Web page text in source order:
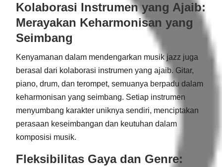
Kolaborasi Instrumen yang Ajaib:
Merayakan Keharmonisan yang
Seimbang
Kenyamanan dalam mendengarkan musik jazz juga
berasal dari kolaborasi instrumen yang ajaib. Gitar,
piano, drum, dan terompet, semuanya berpadu dalam
keharmonisan yang seimbang. Setiap instrumen
menyumbang karakter uniknya sendiri, menciptakan
perasaan keseimbangan dan keutuhan dalam
komposisi musik.
Fleksibilitas Gaya dan Genre: